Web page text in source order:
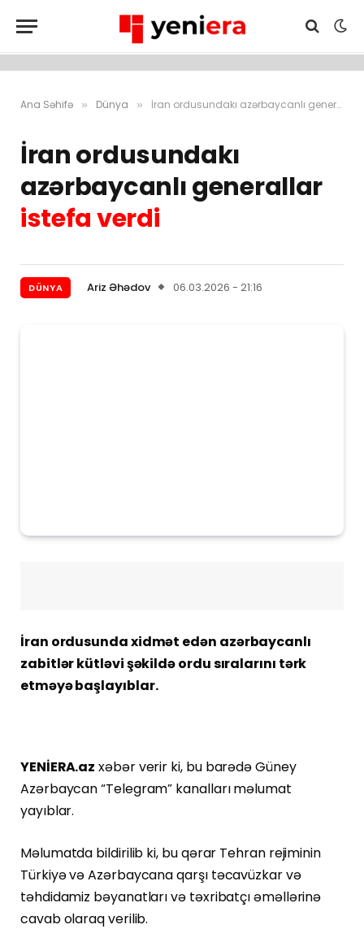
Ana Səhifə » Dünya » İran ordusundakı azərbaycanlı generallar istefa verdi
İran ordusundakı
azərbaycanlı generallar
istefa verdi
DÜNYA Ariz Əhədov 06.03.2026 - 21:16
İran ordusunda xidmət edən azərbaycanlı
zabitlər kütləvi şəkildə ordu sıralarını tərk
etməyə başlayıblar.
YENİERA.az xəbər verir ki, bu barədə Güney
Azərbaycan “Telegram” kanalları məlumat
yayıblar.
Məlumatda bildirilib ki, bu qərar Tehran rejiminin
Türkiyə və Azərbaycana qarşı təcavüzkar və
təhdidamiz bəyanatları və təxribatçı əməllərinə
cavab olaraq verilib.